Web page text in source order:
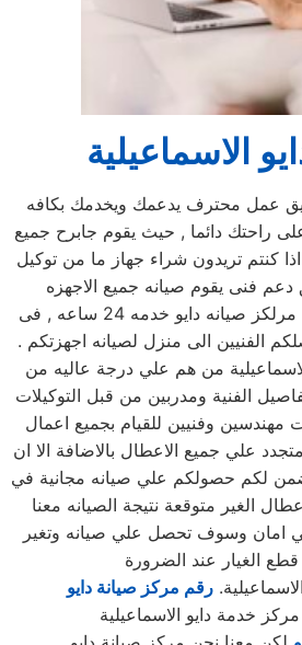
الاسماعيلية
عمل محترف يدعمك ويخدمك بكافه
راحتك دائما , حيث يقوم جابرح جميع
كنتم تريدون شراء جهاز ما من توكيل
دعم فنى يقوم صيانه جميع الاجهزه
الكهربائيه, كما توفر لكم مرلكز صيانه دايو خدمه 24 ساعه , فى
الفنيين الى منزل لصيانه اجهزتكم .
من هم علي درجة عاليه من
الفنية ومدربين من قبل التوكيلات
مهندسين وفنيين للقيام بجميع اعمال
علي جميع الاعطال بالاضافة الا ان
يضمن لكم حصولكم علي صيانه مجانية في
الغير متوقعة نتيجة الصيانه معنا
امان وسوف تحصل علي صيانه وتغير
رقم مركز صيانة دايو
مركز خدمة دايو الاسماعيلية